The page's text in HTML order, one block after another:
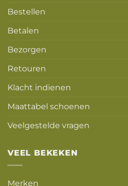
Bestellen
Betalen
Bezorgen
Retouren
Klacht indienen
Maattabel schoenen
Veelgestelde vragen
VEEL BEKEKEN
Merken